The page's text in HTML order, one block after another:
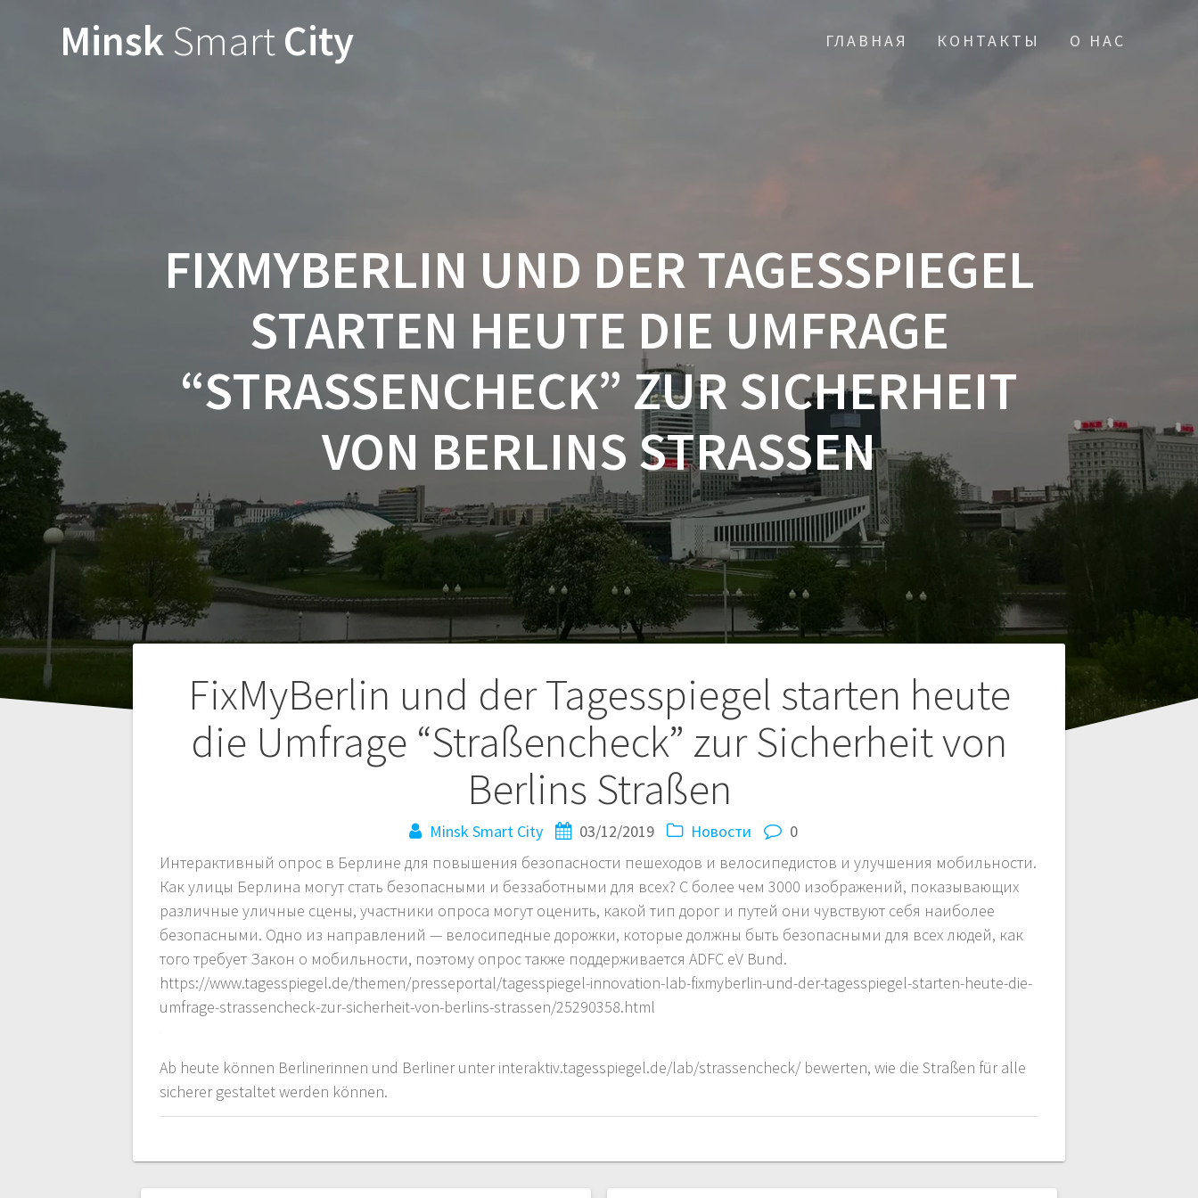
MinskSmartCity ГЛАВНАЯ КОНТАКТЫ О НАС
FIXMYBERLIN UND DER TAGESSPIEGEL
STARTEN HEUTE DIE UMFRAGE
“STRASSENCHECK” ZUR SICHERHEIT V
ON BERLINS STRASSEN
FixMyBerlin und der Tagesspiegel starten heute
die Umfrage “Straßencheck” zur Sicherheit von
Berlins Straßen
Minsk Smart City 03/12/2019 Новости
0
Интерактивный опрос в Берлине для повышения безопасности пешеходов и велосипедистов и улучшения мобильности.
Как улицы Берлина могут стать безопасными и беззаботными для всех? С более чем 3000 изображений, показывающих
различные уличные сцены, участники опроса могут оценить, какой тип дорог и путей они чувствуют себя наиболее
безопасными. Одно из направлений — велосипедные дорожки, которые должны быть безопасными для всех людей, как
того требует Закон о мобильности, поэтому опрос также поддерживается ADFC eV Bund.
https://www.tagesspiegel.de/themen/presseportal/tagesspiegel-innovation-lab-fixmyberlin-und-der-tagesspiegel-starten-heute-die-
umfrage-strassencheck-zur-sicherheit-von-berlins-strassen/25290358.html
Ab heute können Berlinerinnen und Berliner unter interaktiv.tagesspiegel.de/lab/strassencheck/ bewerten, wie die Straßen für alle
sicherer gestaltet werden können.
Навигация